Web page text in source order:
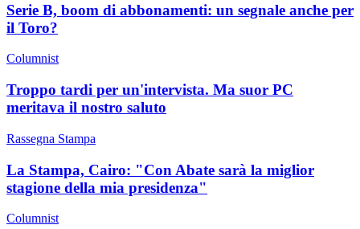
Serie B, boom di abbonamenti: un segnale anche per
il Toro?
Columnist
Troppo tardi per un'intervista. Ma suor PC
meritava il nostro saluto
Rassegna Stampa
La Stampa, Cairo: "Con Abate sarà la miglior
stagione della mia presidenza"
Columnist